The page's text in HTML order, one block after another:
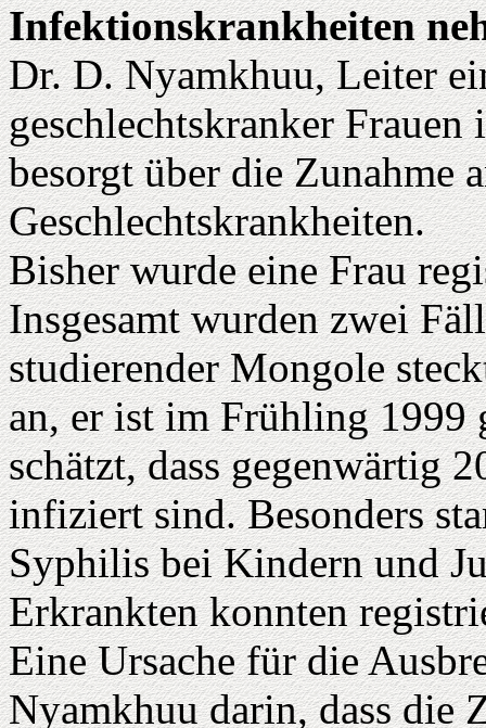
Infektionskrankheiten
Dr. D. Nyamkhuu, Leiter
geschlechtskranker
besorgt über die Zunahme
Geschlechtskrankheiten.
Bisher wurde eine Frau
Insgesamt wurden zwei
studierender Mongole
an, er ist im Frühling 1999
schätzt, dass gegenwärtig
infiziert sind. Besonders
Syphilis bei Kindern und
Erkrankten konnten
Eine Ursache für die
Nyamkhuu darin, dass die